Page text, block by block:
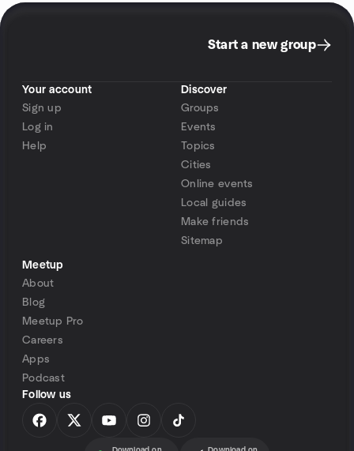
Start a new group
Your account
Sign up
Log in
Help
Discover
Groups
Events
Topics
Cities
Online events
Local guides
Make friends
Sitemap
Meetup
About
Blog
Meetup Pro
Careers
Apps
Podcast
Follow us